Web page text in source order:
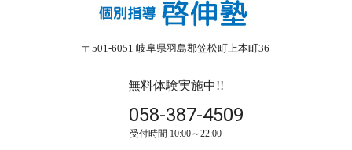
〒501-6051 岐阜県羽島郡笠松町上本町36
無料体験実施中!!
058-387-4509
受付時間 10:00～22:00